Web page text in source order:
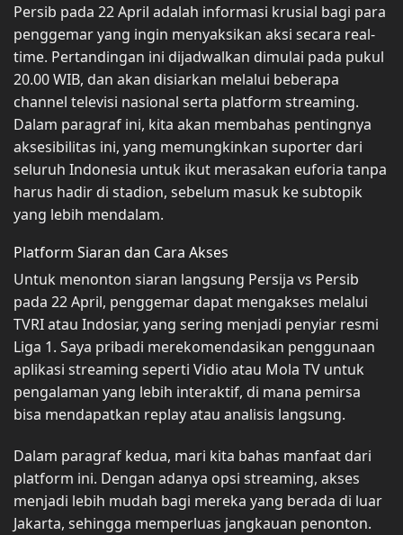
Persib pada 22 April adalah informasi krusial bagi para
penggemar yang ingin menyaksikan aksi secara real-
time. Pertandingan ini dijadwalkan dimulai pada pukul
20.00 WIB, dan akan disiarkan melalui beberapa
channel televisi nasional serta platform streaming.
Dalam paragraf ini, kita akan membahas pentingnya
aksesibilitas ini, yang memungkinkan suporter dari
seluruh Indonesia untuk ikut merasakan euforia tanpa
harus hadir di stadion, sebelum masuk ke subtopik
yang lebih mendalam.
Platform Siaran dan Cara Akses
Untuk menonton siaran langsung Persija vs Persib
pada 22 April, penggemar dapat mengakses melalui
TVRI atau Indosiar, yang sering menjadi penyiar resmi
Liga 1. Saya pribadi merekomendasikan penggunaan
aplikasi streaming seperti Vidio atau Mola TV untuk
pengalaman yang lebih interaktif, di mana pemirsa
bisa mendapatkan replay atau analisis langsung.
Dalam paragraf kedua, mari kita bahas manfaat dari
platform ini. Dengan adanya opsi streaming, akses
menjadi lebih mudah bagi mereka yang berada di luar
Jakarta, sehingga memperluas jangkauan penonton.